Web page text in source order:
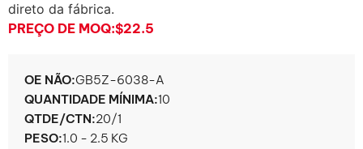
direto da fábrica.
PREÇO DE MOQ:$22.5
OE NÃO:GB5Z-6038-A
QUANTIDADE MÍNIMA:10
QTDE/CTN:20/1
PESO:1.0 - 2.5 KG